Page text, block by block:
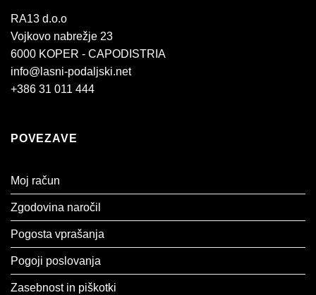
RA13 d.o.o
Vojkovo nabrežje 23
6000 KOPER - CAPODISTRIA
info@lasni-podaljski.net
+386 31 011 444
POVEZAVE
Moj račun
Zgodovina naročil
Pogosta vprašanja
Pogoji poslovanja
Zasebnost in piškotki